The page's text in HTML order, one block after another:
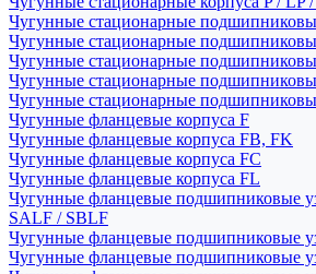
Чугунные стационарные
Чугунные стационарные
Чугунные стационарные
Чугунные стационарные
Чугунные стационарные
Чугунные фланцевые корпуса F
Чугунные фланцевые корпуса FB, FK
Чугунные фланцевые корпуса FC
Чугунные фланцевые корпуса FL
Чугунные фланцевые подшипниковые
SALF / SBLF
Чугунные фланцевые подшипниковые
Чугунные фланцевые подшипниковые